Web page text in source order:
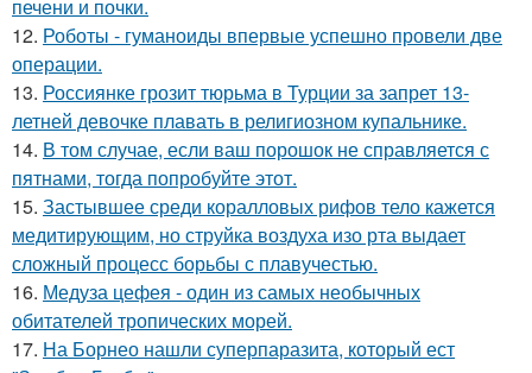
печени и почки.
12. Роботы - гуманоиды впервые успешно провели две
операции.
13. Россиянке грозит тюрьма в Турции за запрет 13-
летней девочке плавать в религиозном купальнике.
14. В том случае, если ваш порошок не справляется с
пятнами, тогда попробуйте этот.
15. Застывшее среди коралловых рифов тело кажется
медитирующим, но струйка воздуха изо рта выдает
сложный процесс борьбы с плавучестью.
16. Медуза цефея - один из самых необычных
обитателей тропических морей.
17. На Борнео нашли суперпаразита, который ест